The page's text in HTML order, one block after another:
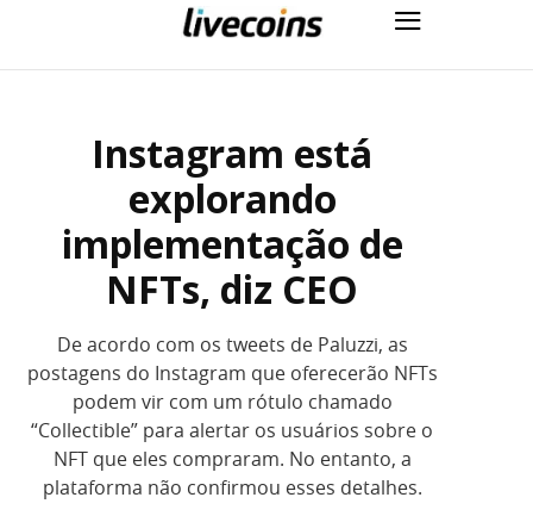
Instagram está
explorando
implementação de
NFTs, diz CEO
De acordo com os tweets de Paluzzi, as
postagens do Instagram que oferecerão NFTs
podem vir com um rótulo chamado
“Collectible” para alertar os usuários sobre o
NFT que eles compraram. No entanto, a
plataforma não confirmou esses detalhes.